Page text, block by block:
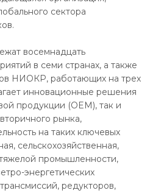
сектора
восемнадцать
в семи странах, а также
НИОКР, работающих на трех
инновационные решения
продукции (OEM), так и
рынка,
на таких ключевых
сельскохозяйственная,
промышленности,
энергетических
редукторов,